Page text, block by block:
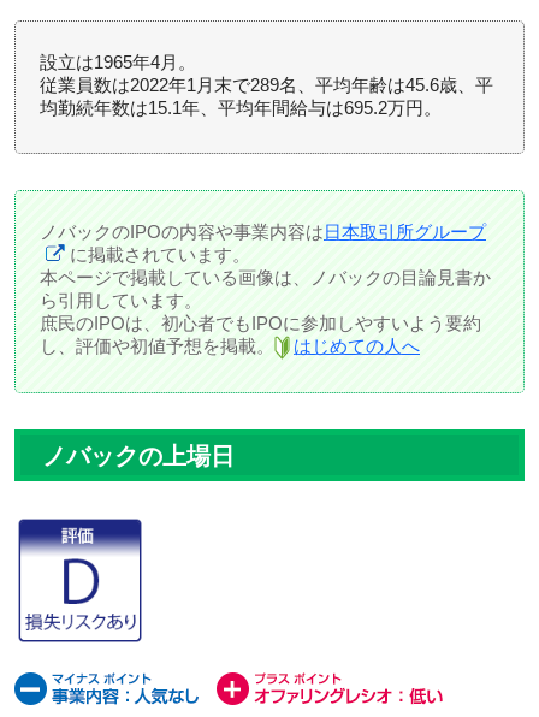
設立は1965年4月。
従業員数は2022年1月末で289名、平均年齢は45.6歳、平
均勤続年数は15.1年、平均年間給与は695.2万円。
ノバックのIPOの内容や事業内容は日本取引所グループ
に掲載されています。
本ページで掲載している画像は、ノバックの目論見書か
ら引用しています。
庶民のIPOは、初心者でもIPOに参加しやすいよう要約
し、評価や初値予想を掲載。
はじめての人へ
ノバックの上場日